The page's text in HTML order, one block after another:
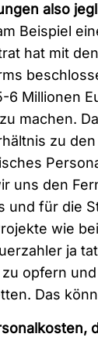
also
Beispiel
hat mit
6 Millionen
machen.
zu
uns den
und für die
wie
ja
opfern
Das